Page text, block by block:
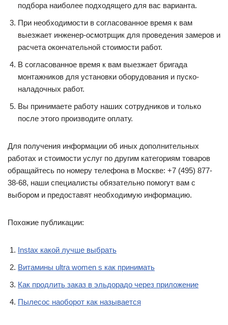
подбора наиболее подходящего для вас варианта.
При необходимости в согласованное время к вам
выезжает инженер-осмотрщик для проведения замеров и
расчета окончательной стоимости работ.
В согласованное время к вам выезжает бригада
монтажников для установки оборудования и пуско-
наладочных работ.
Вы принимаете работу наших сотрудников и только
после этого производите оплату.
Для получения информации об иных дополнительных
работах и стоимости услуг по другим категориям товаров
обращайтесь по номеру телефона в Москве: +7 (495) 877-
38-68, наши специалисты обязательно помогут вам с
выбором и предоставят необходимую информацию.
Похожие публикации:
Instax какой лучше выбрать
Витамины ultra women s как принимать
Как продлить заказ в эльдорадо через приложение
Пылесос наоборот как называется